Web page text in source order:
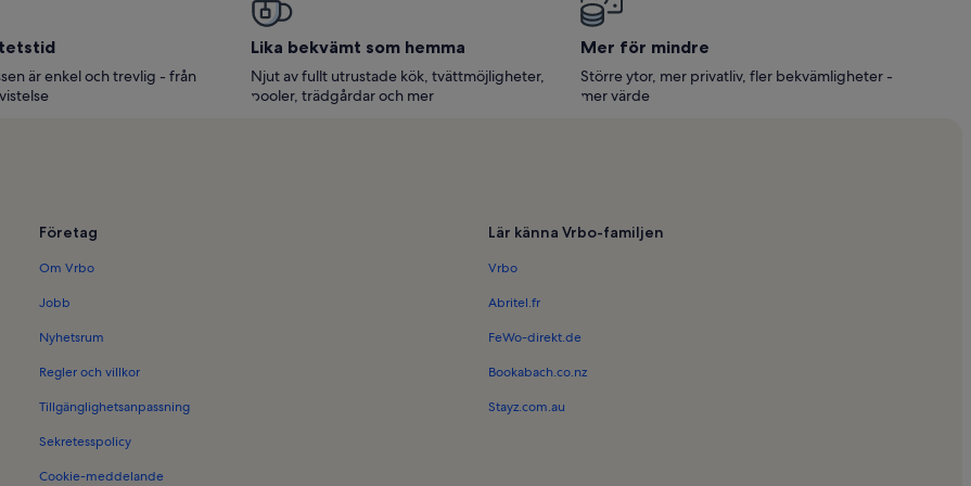
är enkel och trevlig - från
Lika bekvämt som hemma
Njut av fullt utrustade kök, tvättmöjligheter,
pooler, trädgårdar och mer
Mer för mindre
Större ytor, mer privatliv, fler bekvämligheter -
mer värde
Företag
Om Vrbo
Jobb
Nyhetsrum
Regler och villkor
Tillgänglighetsanpassning
Sekretesspolicy
Cookie-meddelande
Lär känna Vrbo-familjen
Vrbo
Abritel.fr
FeWo-direkt.de
Bookabach.co.nz
Stayz.com.au